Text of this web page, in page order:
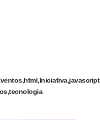
html Iniciativa javascript
tecnologia